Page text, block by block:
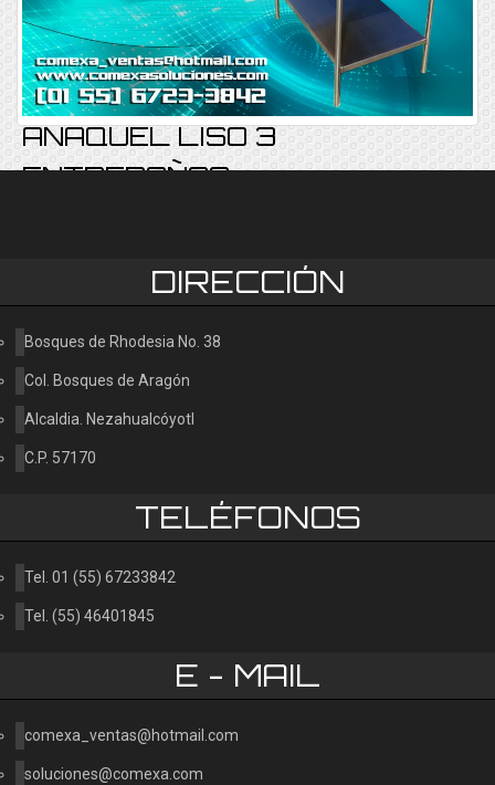
ANAQUEL LISO 3
ENTREPAÑOS
DIRECCIÓN
Bosques de Rhodesia No. 38
Col. Bosques de Aragón
Alcaldia. Nezahualcóyotl
C.P. 57170
TELÉFONOS
Tel. 01 (55) 67233842
Tel. (55) 46401845
E - MAIL
comexa_ventas@hotmail.com
soluciones@comexa.com